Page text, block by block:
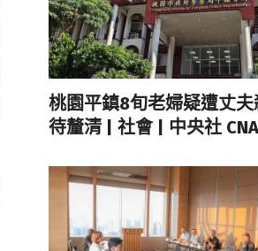
桃園平鎮8旬老婦疑遭丈
待釐清 | 社會 | 中央社 CNA